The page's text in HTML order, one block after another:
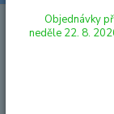
AUTA, LODĚ,
chod na baterie se
na
Objednávky
neděle 22. 8.